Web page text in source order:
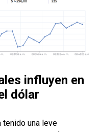
influyen en
dólar
tenido una leve